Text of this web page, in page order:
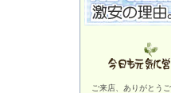
ご来店、ありがとう